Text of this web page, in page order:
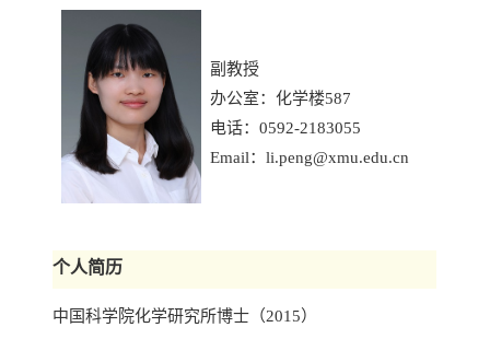
副教授
办公室：化学楼587
电话：0592-2183055
Email：li.peng@xmu.edu.cn
个人简历
中国科学院化学研究所博士（2015）